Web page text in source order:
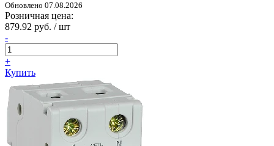
Обновлено 07.08.2026
Розничная цена:
879.92 руб. / шт
-
+
Купить